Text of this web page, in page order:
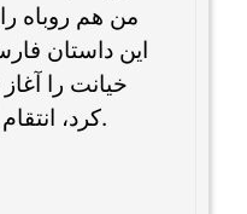
من هم روباه
این داستان
خیانت را
کرد، انتقام گرفتن از عقاب بود.